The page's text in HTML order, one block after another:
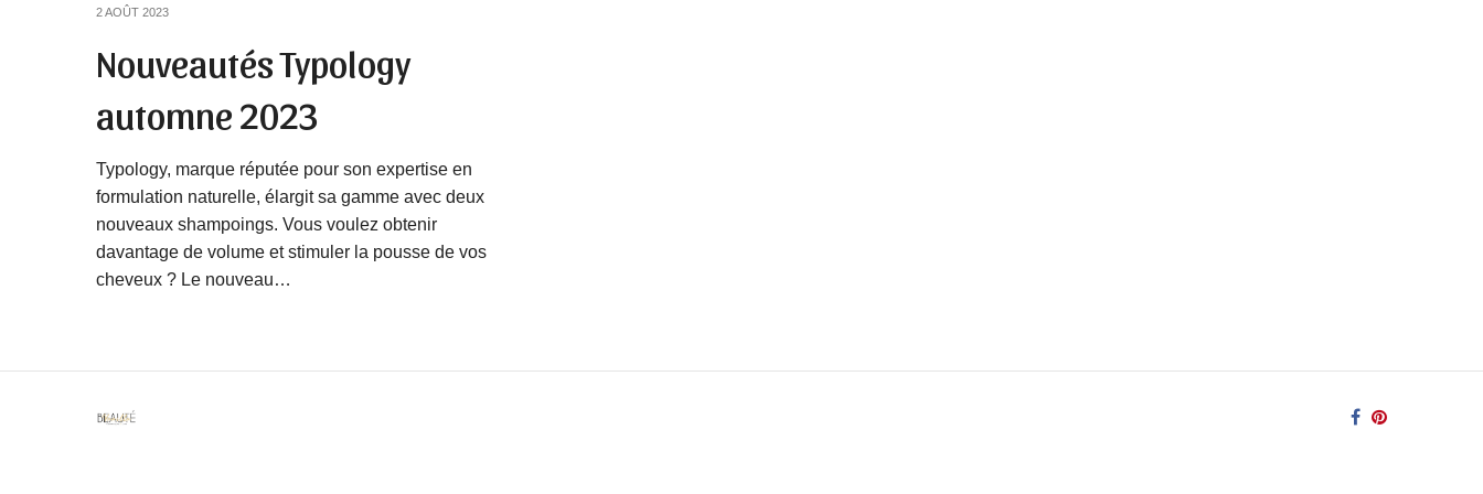
2 AOÛT 2023
Nouveautés Typology
automne 2023
Typology, marque réputée pour son expertise en
formulation naturelle, élargit sa gamme avec deux
nouveaux shampoings. Vous voulez obtenir
davantage de volume et stimuler la pousse de vos
cheveux ? Le nouveau…